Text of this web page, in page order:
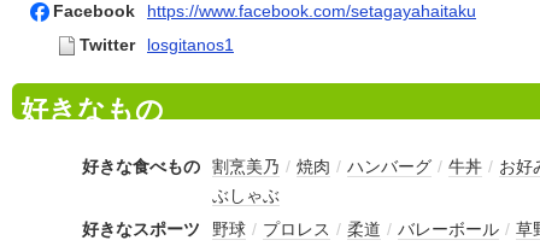
Facebook
https://www.facebook.com/setagayahaitaku
Twitter
losgitanos1
好きなもの
好きな食べもの 割烹美乃 / 焼肉 / ハンバーグ / 牛丼 / お好
ぶしゃぶ
好きなスポーツ
野球 / プロレス / 柔道 / バレーボール / 草